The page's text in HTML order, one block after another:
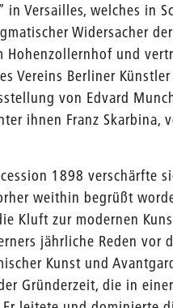
in Versailles, welches in
Widersacher
Hohenzollernhof und
Vereins Berliner
von Edvard
ihnen Franz
1898 verschärfte
weithin begrüßt
Kluft zur modernen
jährliche Reden
Kunst und
Gründerzeit, die in